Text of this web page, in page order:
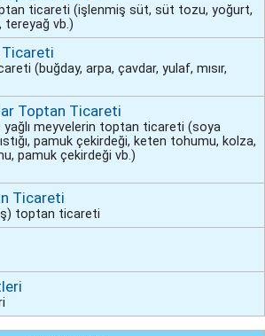
ticareti (işlenmiş süt, süt tozu, yoğurt,
tereyağ vb.)
Ticareti
(buğday, arpa, çavdar, yulaf, mısır,
Toptan Ticareti
yağlı meyvelerin toptan ticareti (soya
pamuk çekirdeği, keten tohumu, kolza,
pamuk çekirdeği vb.)
Ticareti
toptan ticareti